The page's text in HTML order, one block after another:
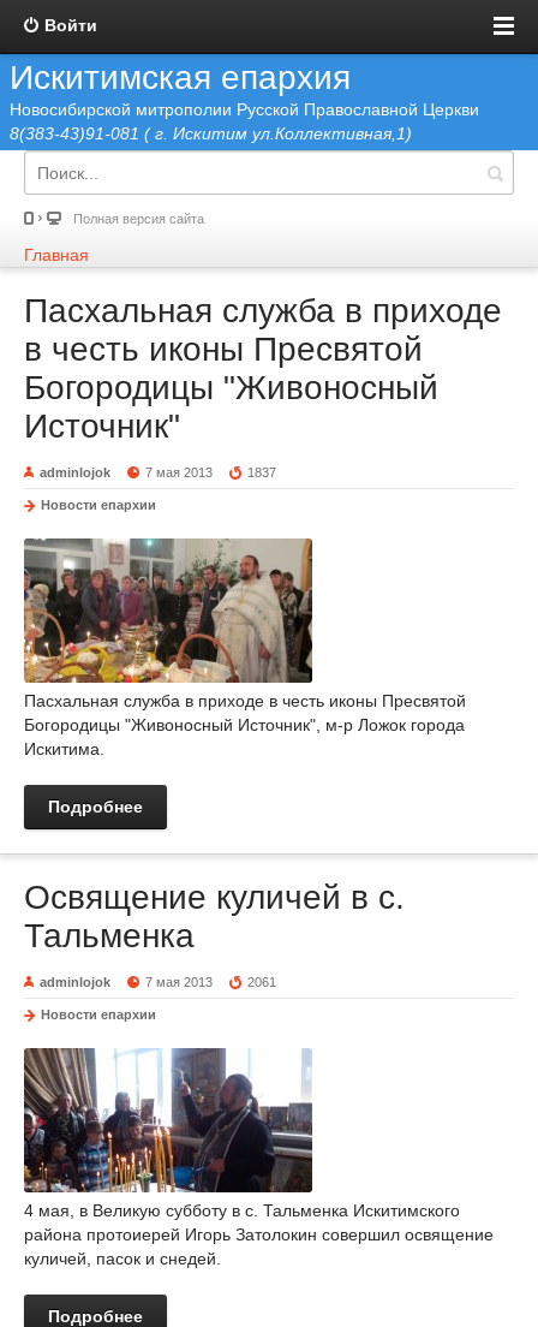
Войти
Искитимская епархия
Новосибирской митрополии Русской Православной Церкви
8(383-43)91-081 ( г. Искитим ул.Коллективная,1)
Полная версия сайта
Главная
Пасхальная служба в приходе
в честь иконы Пресвятой
Богородицы "Живоносный
Источник"
adminlojok 7 мая 2013 1837
Новости епархии
Пасхальная служба в приходе в честь иконы Пресвятой
Богородицы "Живоносный Источник", м-р Ложок города
Искитима.
Подробнее
Освящение куличей в с.
Тальменка
adminlojok 7 мая 2013 2061
Новости епархии
4 мая, в Великую субботу в с. Тальменка Искитимского
района протоиерей Игорь Затолокин совершил освящение
куличей, пасок и снедей.
Подробнее